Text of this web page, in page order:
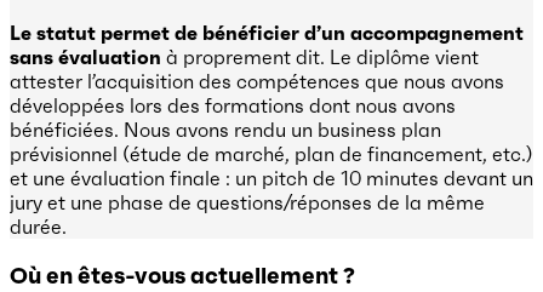
Le statut permet de bénéficier d’un accompagnement
sans évaluation à proprement dit. Le diplôme vient
attester l’acquisition des compétences que nous avons
développées lors des formations dont nous avons
bénéficiées. Nous avons rendu un business plan
prévisionnel (étude de marché, plan de financement, etc.)
et une évaluation finale : un pitch de 10 minutes devant un
jury et une phase de questions/réponses de la même
durée.
Où en êtes-vous actuellement ?